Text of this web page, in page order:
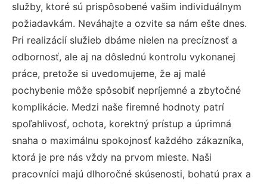
služby, ktoré sú prispôsobené vašim individuálnym
požiadavkám. Neváhajte a ozvite sa nám ešte dnes.
Pri realizácií služieb dbáme nielen na precíznosť a
odbornosť, ale aj na dôslednú kontrolu vykonanej
práce, pretože si uvedomujeme, že aj malé
pochybenie môže spôsobiť nepríjemné a zbytočné
komplikácie. Medzi naše firemné hodnoty patrí
spoľahlivosť, ochota, korektný prístup a úprimná
snaha o maximálnu spokojnosť každého zákazníka,
ktorá je pre nás vždy na prvom mieste. Naši
pracovníci majú dlhoročné skúsenosti, bohatú prax a